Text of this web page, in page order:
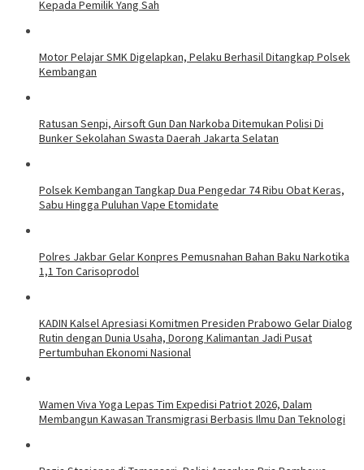
Kepada Pemilik Yang Sah
Motor Pelajar SMK Digelapkan, Pelaku Berhasil Ditangkap Polsek
Kembangan
Ratusan Senpi, Airsoft Gun Dan Narkoba Ditemukan Polisi Di
Bunker Sekolahan Swasta Daerah Jakarta Selatan
Polsek Kembangan Tangkap Dua Pengedar 74 Ribu Obat Keras,
Sabu Hingga Puluhan Vape Etomidate
Polres Jakbar Gelar Konpres Pemusnahan Bahan Baku Narkotika
1,1 Ton Carisoprodol
KADIN Kalsel Apresiasi Komitmen Presiden Prabowo Gelar Dialog
Rutin dengan Dunia Usaha, Dorong Kalimantan Jadi Pusat
Pertumbuhan Ekonomi Nasional
Wamen Viva Yoga Lepas Tim Expedisi Patriot 2026, Dalam
Membangun Kawasan Transmigrasi Berbasis Ilmu Dan Teknologi